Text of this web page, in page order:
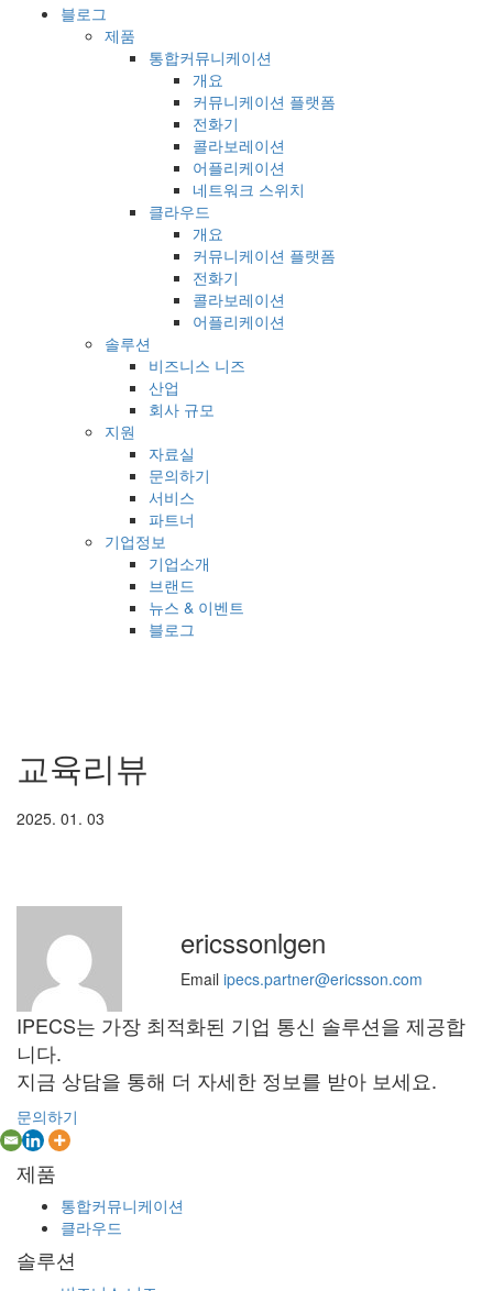
블로그
제품
통합커뮤니케이션
개요
커뮤니케이션 플랫폼
전화기
콜라보레이션
어플리케이션
네트워크 스위치
클라우드
개요
커뮤니케이션 플랫폼
전화기
콜라보레이션
어플리케이션
솔루션
비즈니스 니즈
산업
회사 규모
지원
자료실
문의하기
서비스
파트너
기업정보
기업소개
브랜드
뉴스 & 이벤트
블로그
교육리뷰
2025. 01. 03
ericssonlgen
Emailipecs.partner@ericsson.com
IPECS는 가장 최적화된 기업 통신 솔루션을 제공합
니다.
지금 상담을 통해 더 자세한 정보를 받아 보세요.
문의하기
제품
통합커뮤니케이션
클라우드
솔루션